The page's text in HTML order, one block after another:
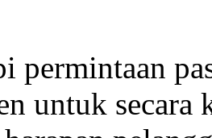
permintaan
untuk secara